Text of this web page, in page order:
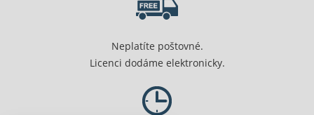
Neplatíte poštovné.
Licenci dodáme elektronicky.